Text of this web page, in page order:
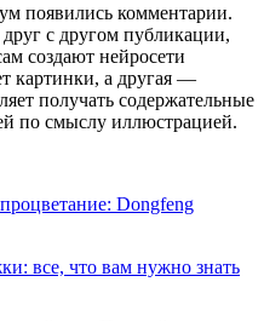
появились комментарии.
с другом публикации,
создают нейросети
картинки, а другая —
получать содержательные
по смыслу иллюстрацией.
Dongfeng
все, что вам нужно знать